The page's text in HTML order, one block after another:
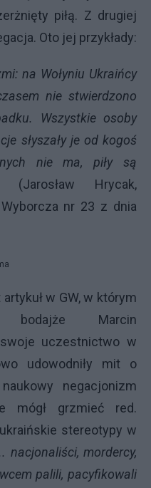
piłą. Z drugiej
Oto jej przykłady:
na Wołyniu Ukraińcy
nie stwierdzono
Wszystkie osoby
słyszały je od kogoś
nie ma, piły są
(Jarosław Hrycak,
nr 23 z dnia
w GW, w którym
bodajże Marcin
uczestnictwo w
udowodniły mit o
negacjonizm
mógł grzmieć red.
stereotypy w
nacjonaliści, mordercy,
palili, pacyfikowali